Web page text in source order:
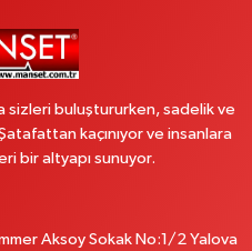
sizleri buluştururken, sadelik ve
kaçınıyor ve insanlara
bir altyapı sunuyor.
Aksoy Sokak No:1/2 Yalova